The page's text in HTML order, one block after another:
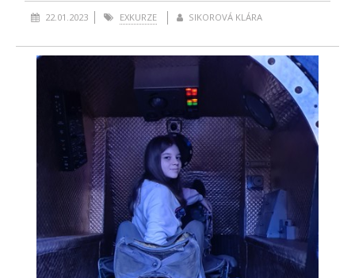
22.01.2023 EXKURZE SIKOROVÁ KLÁRA